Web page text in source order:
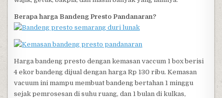
Berapa harga Bandeng Presto Pandanaran?
Harga bandeng presto dengan kemasan vaccum 1 box berisi
4 ekor bandeng dijual dengan harga Rp 130 ribu. Kemasan
vacuum ini mampu membuat bandeng bertahan 1 minggu
sejak pemrosesan di suhu ruang, dan 1 bulan di kulkas,